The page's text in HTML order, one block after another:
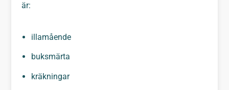
är:
illamående
buksmärta
kräkningar